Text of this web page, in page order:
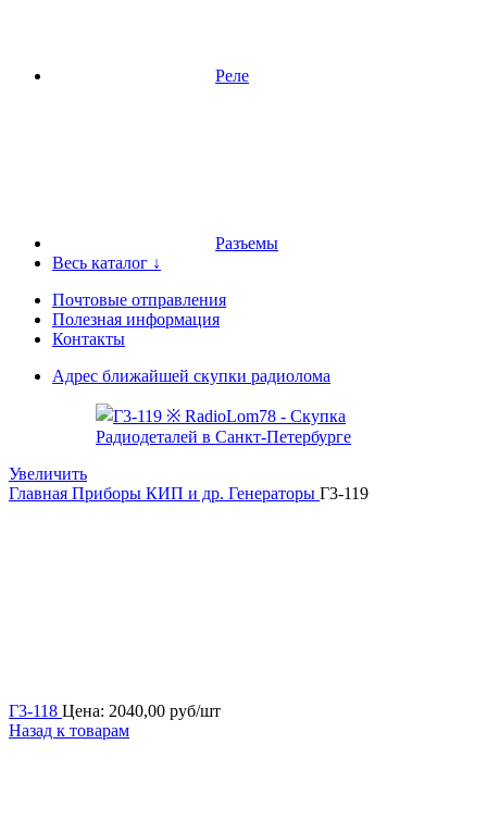
Реле
Разъемы
Весь каталог ↓
Почтовые отправления
Полезная информация
Контакты
Адрес ближайшей скупки радиолома
Увеличить
Главная Приборы КИП и др. Генераторы Г3-119
Г3-118 Цена: 2040,00 руб/шт
Назад к товарам